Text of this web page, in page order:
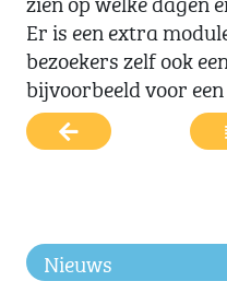
Er is een extra
bezoekers zelf ook
bijvoorbeeld voor
Nieuws